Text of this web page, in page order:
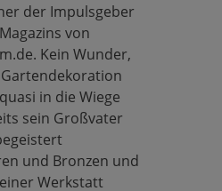
der Impulsgeber
von
Kein Wunder,
in die Wiege
sein Großvater
und Bronzen und
Werkstatt